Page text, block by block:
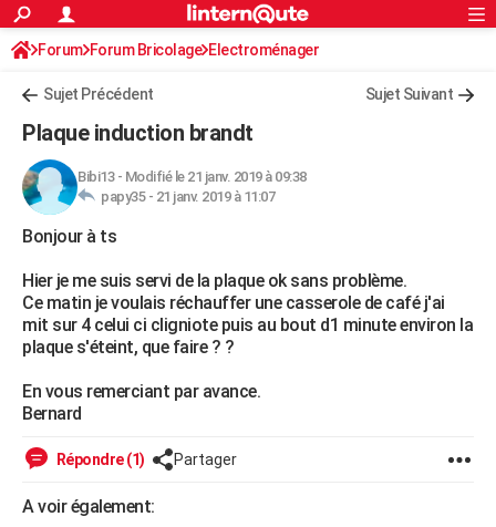
ACTUALITÉS
Politique
Société
Faits Divers
Education
Monde
Villes
+
FINANCE
Retraite
Impôts
Epargne
Immobilier
Risques naturels par ville
Banque
Assurance
Crédit
AUTO
Essais
Réserver un essai
Citadines
Berlines
SUV
Forum auto
+HIGH-TECH
Mobiles
Meilleur smartphone
Internet
Ordinateurs
Jeux vidéo
Guide high-tech
+BRICOLAGE
Forum
Aménagement intérieur
Extérieur
Cuisine
Salle de bains
Jardinage
Rangement
WEEK-END
Guides de France
Escapades
Patrimoine
Expositions
Musées
Week-end nature
+LIFESTYLE
Alimentation
Guide de la santé
Maladies
Médicaments
Sommeil
Destinations
City break
Voyage nature
Voyage de noces
Forum
Climat
+
S'inscrire
Connexion
Forum Forum Bricolage Electroménager
Sujet Précédent Sujet Suivant
Plaque induction brandt
Bibi13- Modifié le 21 janv. 2019 à 09:38
papy35 - 21 janv. 2019 à 11:07
Bonjour à ts
Hier je me suis servi de la plaque ok sans problème.
Ce matin je voulais réchauffer une casserole de café j'ai
mit sur 4 celui ci cligniote puis au bout d1 minute environ la
plaque s'éteint, que faire ? ?
En vous remerciant par avance.
Bernard
Répondre (1) Partager
A voir également: